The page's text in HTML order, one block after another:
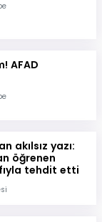
AFAD
akılsız yazı:
öğrenen
tehdit etti